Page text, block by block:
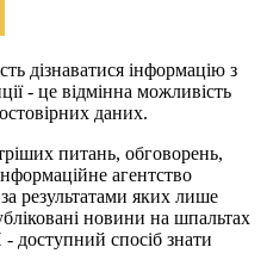
дізнаватися інформацію з
- це відмінна можливість
даних.
питань, обговорень,
агентство
результатами яких лише
новини на шпальтах
доступний спосіб знати